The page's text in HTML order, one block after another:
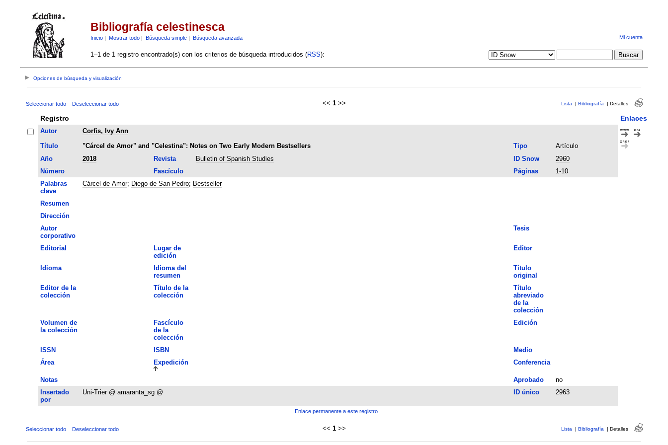
Bibliografía celestinesca
Inicio| Mostrar todo| Búsqueda simple| Búsqueda avanzada Mi cuenta
1–1 de 1 registro encontrado(s) con los criterios de búsqueda introducidos (RSS):
Opciones de búsqueda y visualización
Seleccionar todo Deseleccionar todo << 1 >> Lista | Bibliografía | Detalles
Registro Enlaces
Autor
Corfis, Ivy Ann
Título
"Cárcel de Amor" and "Celestina": Notes on Two Early Modern Bestsellers Tipo
Artículo
Año
2018 Revista Bulletin of Spanish Studies ID Snow
2960
Número
Fascículo Páginas
1-10
Palabras
clave
Cárcel de Amor; Diego de San Pedro; Bestseller
Resumen
Dirección
Autor
corporativo
Tesis
Editorial
Lugar de
edición
Editor
Idioma
Idioma del
resumen
Título
original
Editor de la
colección
Título de la
colección
Título
abreviado
de la
colección
Volumen de
la colección
Fascículo
de la
colección
Edición
ISSN ISBN
Medio
Área
Expedición Conferencia
Notas Aprobado
no
Insertado
por
Uni-Trier @ amaranta_sg @ ID único 2963
Enlace permanente a este registro
Seleccionar todo Deseleccionar todo << 1 >> Lista | Bibliografía | Detalles